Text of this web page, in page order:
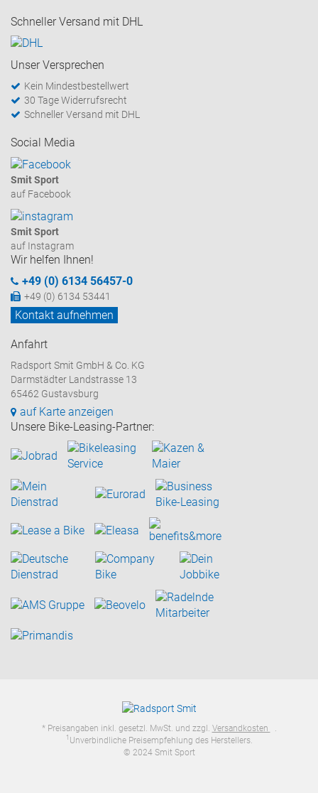
Schneller Versand mit DHL
Unser Versprechen
Kein Mindestbestellwert
30 Tage Widerrufsrecht
Schneller Versand mit DHL
Social Media
Smit Sport
auf Facebook
Smit Sport
auf Instagram
Wir helfen Ihnen!
+49 (0) 6134 56457-0
+49 (0) 6134 53441
Kontakt aufnehmen
Anfahrt
Radsport Smit GmbH & Co. KG
Darmstädter Landstrasse 13
65462 Gustavsburg
auf Karte anzeigen
Unsere Bike-Leasing-Partner:
* Preisangaben inkl. gesetzl. MwSt. und zzgl. Versandkosten .
1 Unverbindliche Preisempfehlung des Herstellers.
© 2024 Smit Sport